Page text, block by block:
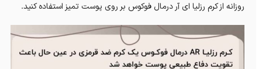
روزانه از کرم رزلیا ای آر درمال فوکوس بر روی پوست تمیز استفاده کنید.